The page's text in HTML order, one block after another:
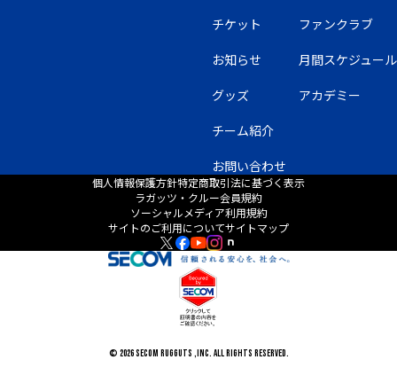
チケット
お知らせ
グッズ
チーム紹介
お問い合わせ
ファンクラブ
月間スケジュール
アカデミー
個人情報保護方針特定商取引法に基づく表示
ラガッツ・クルー会員規約
ソーシャルメディア利用規約
サイトのご利用についてサイトマップ
© 2026 SECOM RUGGUTS ,INC. ALL RIGHTS RESERVED.